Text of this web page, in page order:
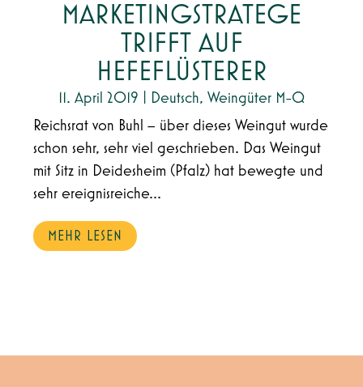
MARKETINGSTRATEGE
TRIFFT AUF
HEFEFLÜSTERER
11. April 2019 Deutsch, Weingüter M-Q
Reichsrat von Buhl – über dieses Weingut wurde
schon sehr, sehr viel geschrieben. Das Weingut
mit Sitz in Deidesheim (Pfalz) hat bewegte und
sehr ereignisreiche...
MEHR LESEN